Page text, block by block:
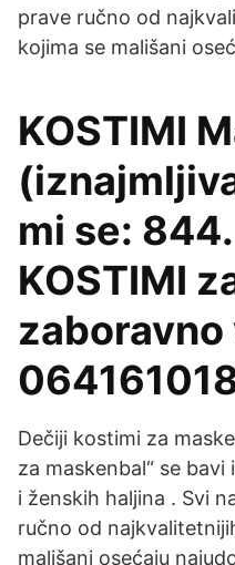
prave ručno od
kojima se mališani
KOSTIMI
mi se: 844.
KOSTIMI
Dečiji kostimi za
za maskenbal“ se
i ženskih haljina . Svi
ručno od
mališani osećaju